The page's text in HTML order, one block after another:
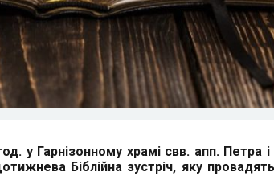
у Гарнізонному храмі свв. апп. Петра
Біблійна зустріч, яку